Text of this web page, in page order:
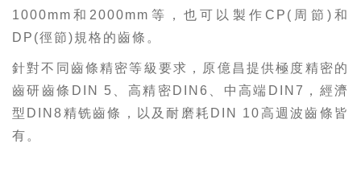
1000mm和2000mm等，也可以製作CP(周節)和
DP(徑節)規格的齒條。
針對不同齒條精密等級要求，原億昌提供極度精密的
齒研齒條DIN 5、高精密DIN6、中高端DIN7，經濟
型DIN8精铣齒條，以及耐磨耗DIN 10高週波齒條皆
有。